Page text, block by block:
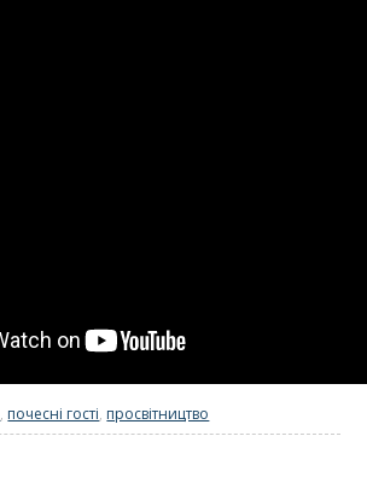
, почесні гості, просвітництво